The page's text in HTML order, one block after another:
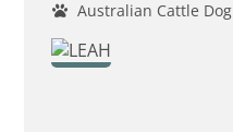
Australian Cattle Dog